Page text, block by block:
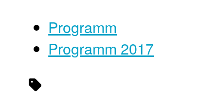
Programm
Programm 2017